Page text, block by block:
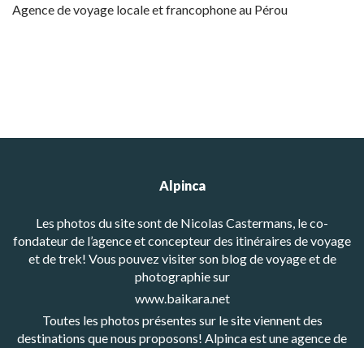
Agence de voyage locale et francophone au Pérou
Alpinca
Les photos du site sont de Nicolas Castermans, le co-
fondateur de l’agence et concepteur des itinéraires de voyage
et de trek! Vous pouvez visiter son blog de voyage et de
photographie sur
www.baikara.net
Toutes les photos présentes sur le site viennent des
destinations que nous proposons! Alpinca est une agence de